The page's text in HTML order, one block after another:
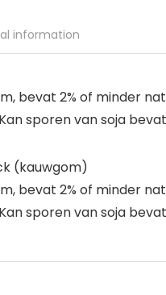
information
bevat 2% of minder
Kan sporen van soja
(kauwgom)
bevat 2% of minder
Kan sporen van soja